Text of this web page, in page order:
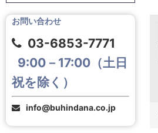
お問い合わせ
03-6853-7771
9:00－17:00（土日
祝を除く）
info@buhindana.co.jp